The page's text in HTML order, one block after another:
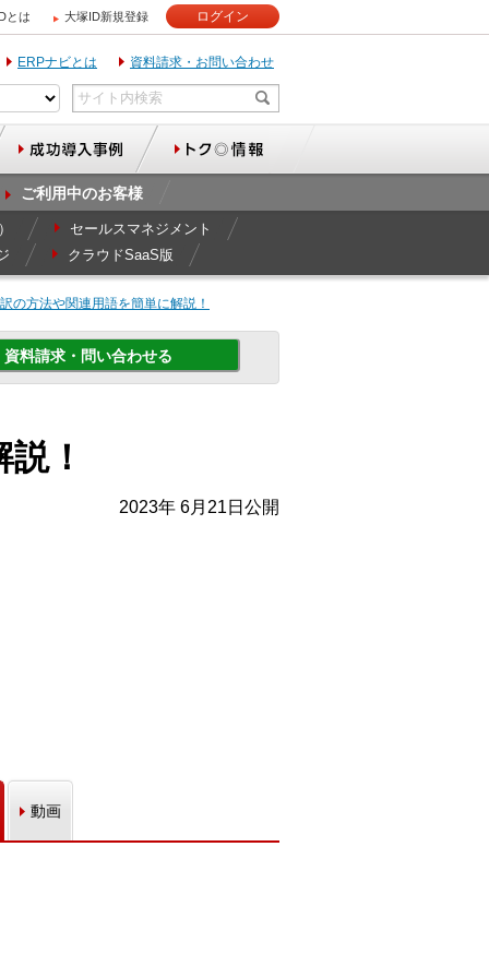
とは 大塚ID新規登録 ログイン
ERPナビとは 資料請求・お問い合わせ
ご利用中のお客様
セールスマネジメント
クラウドSaaS版
の方法や関連用語を簡単に解説！
資料請求・問い合わせる
！
2023年 6月21日公開
動画